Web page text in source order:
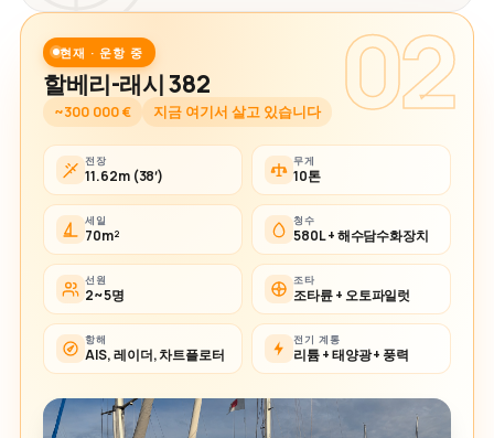
02
현재 · 운항 중
할베리-래시 382
~300 000 € 지금 여기서 살고 있습니다
전장
11.62m (38′)
무게
10톤
세일
70m²
청수
580L + 해수담수화장치
선원
2~5명
조타
조타륜 + 오토파일럿
항해
AIS, 레이더, 차트플로터
전기 계통
리튬 + 태양광 + 풍력